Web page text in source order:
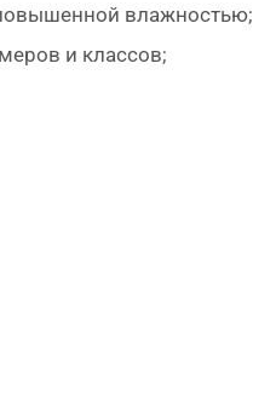
влажностью;
и классов;